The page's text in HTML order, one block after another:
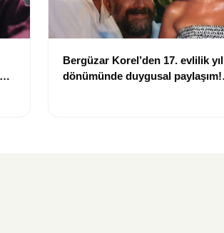
Bergüzar Korel’den 17. evlilik yıl
dönümünde duygusal paylaşım!